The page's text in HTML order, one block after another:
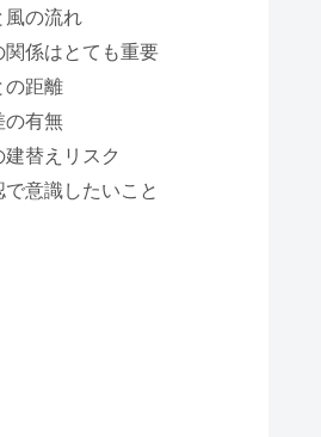
風の流れ
関係はとても重要
の距離
の有無
建替えリスク
意識したいこと